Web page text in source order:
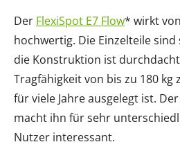
Der FlexiSpot E7 Flow* wirkt
hochwertig. Die Einzelteile
die Konstruktion ist
Tragfähigkeit von bis zu 180 kg
für viele Jahre ausgelegt ist.
macht ihn für sehr
Nutzer interessant.